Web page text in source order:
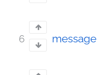
6 message